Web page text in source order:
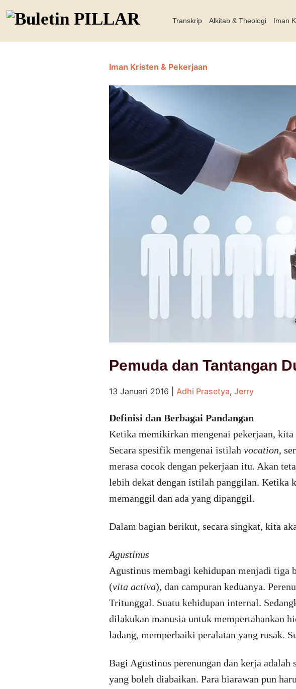
Transkrip Alkitab & Theologi Iman
Iman Kristen & Pekerjaan
Pemuda dan Tantangan
13 Januari 2016 Adhi Prasetya, Jerry
Definisi dan Berbagai Pandangan
Ketika memikirkan mengenai pekerjaan,
Secara spesifik mengenai istilah vocation,
merasa cocok dengan pekerjaan itu. Akan
lebih dekat dengan istilah panggilan. Ketika
memanggil dan ada yang dipanggil.
Dalam bagian berikut, secara singkat, kita
Agustinus
Agustinus membagi kehidupan menjadi tiga
(vita activa), dan campuran keduanya.
Tritunggal. Suatu kehidupan internal.
dilakukan manusia untuk mempertahankan
ladang, memperbaiki peralatan yang rusak.
Bagi Agustinus perenungan dan kerja
yang boleh diabaikan. Para biarawan pun